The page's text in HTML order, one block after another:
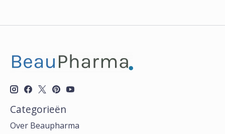
Categorieën
Over Beaupharma